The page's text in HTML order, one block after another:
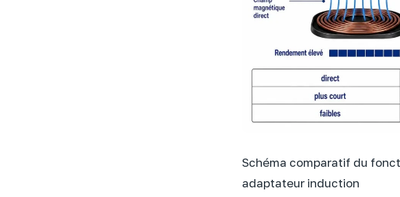
Schéma comparatif du
adaptateur induction